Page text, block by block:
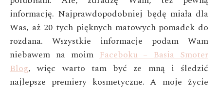
informację. Najprawdopodobniej będę miała dla
Was, aż 20 tych pięknych matowych pomadek do
rozdana. Wszystkie informacje podam Wam
niebawem na moimFaceboku – Basia Smoter
Blog, więc warto tam być ze mną i śledzić
najlepsze premiery kosmetyczne. A moje życie